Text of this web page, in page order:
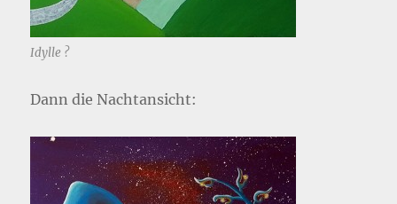
Idylle ?
Dann die Nachtansicht: